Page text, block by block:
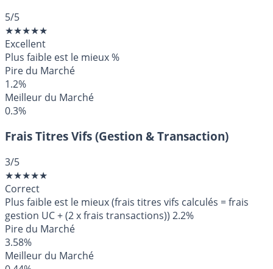
5/5
★★★★★
Excellent
Plus faible est le mieux%
Pire du Marché
1.2%
Meilleur du Marché
0.3%
Frais Titres Vifs (Gestion & Transaction)
3/5
★★★★★
Correct
Plus faible est le mieux (frais titres vifs calculés = frais
gestion UC + (2 x frais transactions)) 2.2%
Pire du Marché
3.58%
Meilleur du Marché